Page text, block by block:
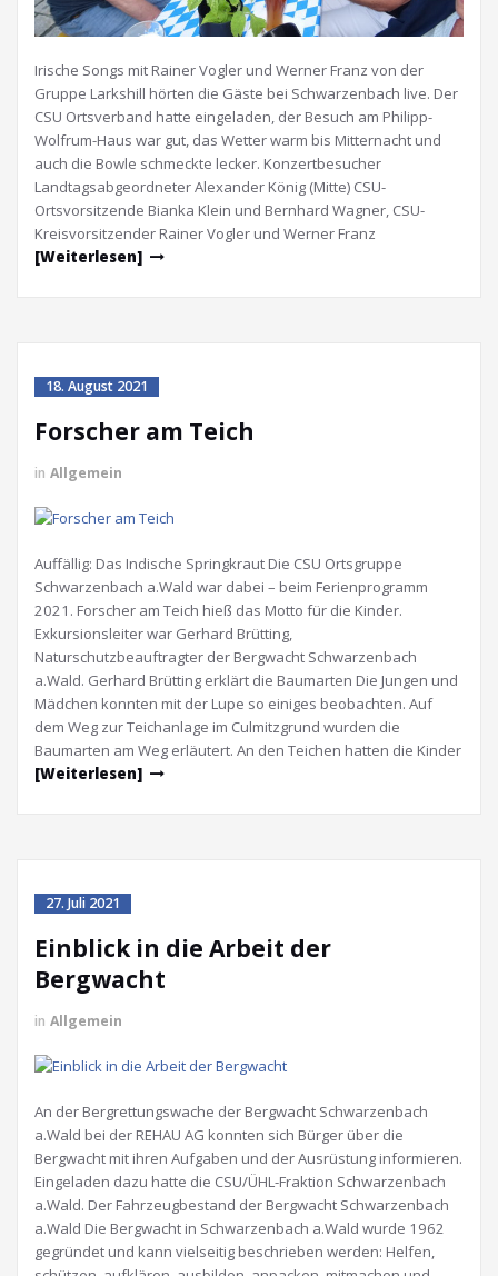
Irische Songs mit Rainer Vogler und Werner Franz von der
Gruppe Larkshill hörten die Gäste bei Schwarzenbach live. Der
CSU Ortsverband hatte eingeladen, der Besuch am Philipp-
Wolfrum-Haus war gut, das Wetter warm bis Mitternacht und
auch die Bowle schmeckte lecker. Konzertbesucher
Landtagsabgeordneter Alexander König (Mitte) CSU-
Ortsvorsitzende Bianka Klein und Bernhard Wagner, CSU-
Kreisvorsitzender Rainer Vogler und Werner Franz
[Weiterlesen]
18. August 2021
Forscher am Teich
in Allgemein
Auffällig: Das Indische Springkraut Die CSU Ortsgruppe
Schwarzenbach a.Wald war dabei – beim Ferienprogramm
2021. Forscher am Teich hieß das Motto für die Kinder.
Exkursionsleiter war Gerhard Brütting,
Naturschutzbeauftragter der Bergwacht Schwarzenbach
a.Wald. Gerhard Brütting erklärt die Baumarten Die Jungen und
Mädchen konnten mit der Lupe so einiges beobachten. Auf
dem Weg zur Teichanlage im Culmitzgrund wurden die
Baumarten am Weg erläutert. An den Teichen hatten die Kinder
[Weiterlesen]
27. Juli 2021
Einblick in die Arbeit der
Bergwacht
in Allgemein
An der Bergrettungswache der Bergwacht Schwarzenbach
a.Wald bei der REHAU AG konnten sich Bürger über die
Bergwacht mit ihren Aufgaben und der Ausrüstung informieren.
Eingeladen dazu hatte die CSU/ÜHL-Fraktion Schwarzenbach
a.Wald. Der Fahrzeugbestand der Bergwacht Schwarzenbach
a.Wald Die Bergwacht in Schwarzenbach a.Wald wurde 1962
gegründet und kann vielseitig beschrieben werden: Helfen,